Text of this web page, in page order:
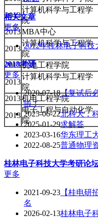
2013
计算机科学与工程学
院
2013MBA中心
2013
计算机科学与工程学
院
2013机电工程学院
2013
计算机科学与工程学
院
2013机电工程学院
2013
电子工程与自动化学
院
相关文章
更多
2012年桂林电子科
2018考研
更多
2020-07-18【复试后
啦！
2025-06-22北科大，
2025-01-29求解答
2023-03-16华东理工
2022-08-25普通物理
桂林电子科技大学考研论
更多
2021-09-23 【桂电研
名
2026-02-13桂林电子